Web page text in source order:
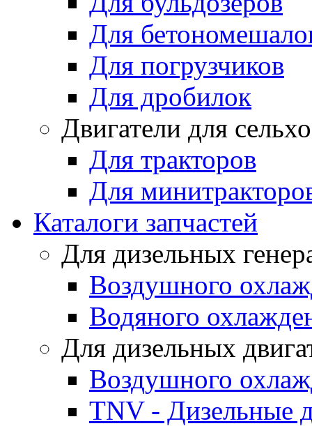
Для
Для погрузчиков
Для дробилок
Двигатели для
Для тракторов
Для
Каталоги запчастей
Для дизельных
Воздушного
Водяного
Для дизельных
Воздушного
TNV - Дизельные